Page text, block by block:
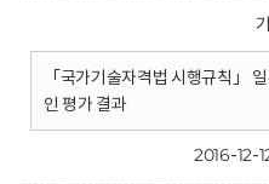
「국가기술자격법 시행규칙」
인 평가 결과
2016-12-